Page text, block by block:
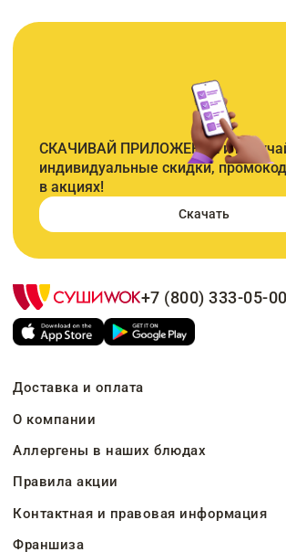
СКАЧИВАЙ ПРИЛОЖЕНИЕ и
индивидуальные скидки,
в акциях!
Скачать
+7 (800) 333-05-00
Доставка и оплата
О компании
Аллергены в наших блюдах
Правила акции
Контактная и правовая информация
Франшиза